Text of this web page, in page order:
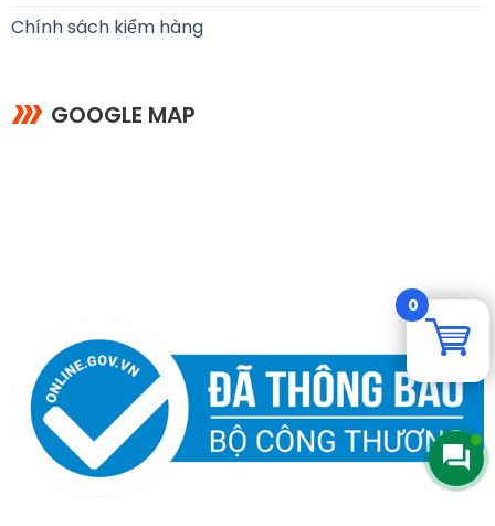
Chính sách kiểm hàng
GOOGLE MAP
0